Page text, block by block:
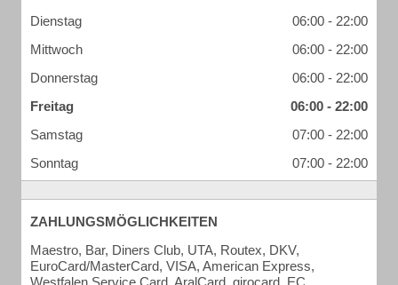
Dienstag
06:00 - 22:00
Mittwoch
06:00 - 22:00
Donnerstag
06:00 - 22:00
Freitag
06:00 - 22:00
Samstag
07:00 - 22:00
Sonntag
07:00 - 22:00
ZAHLUNGSMÖGLICHKEITEN
Maestro, Bar, Diners Club, UTA, Routex, DKV,
EuroCard/MasterCard, VISA, American Express,
Westfalen Service Card, AralCard, girocard, EC